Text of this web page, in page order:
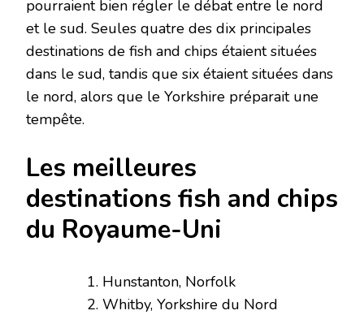
pourraient bien régler le débat entre le nord
et le sud. Seules quatre des dix principales
destinations de fish and chips étaient situées
dans le sud, tandis que six étaient situées dans
le nord, alors que le Yorkshire préparait une
tempête.
Les meilleures
destinations fish and chips
du Royaume-Uni
Hunstanton, Norfolk
Whitby, Yorkshire du Nord